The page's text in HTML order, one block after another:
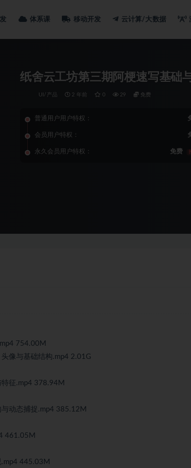
体系课 移动开发 云计算/大数据
纸舍云工坊第三期阿梗速写基础
UI/产品 2 年前 0 29 免费
普通用户用户特权：
会员用户特权：
永久会员用户特权： 免费
754.00M
像与基础结构.mp4 2.01G
征.mp4 378.94M
动态捕捉.mp4 385.12M
461.05M
445.03M